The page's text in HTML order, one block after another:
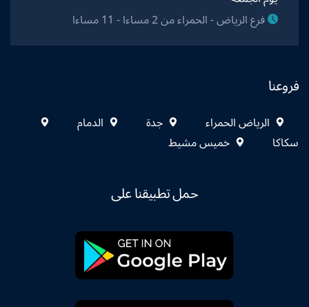
فرع الرياض - الحمراء من 2 مساءا - 11 مساءا
فروعنا
الرياض الحمراء جدة
الدمام
سكاكا
خميس مشيط
حمل تطبيقنا على